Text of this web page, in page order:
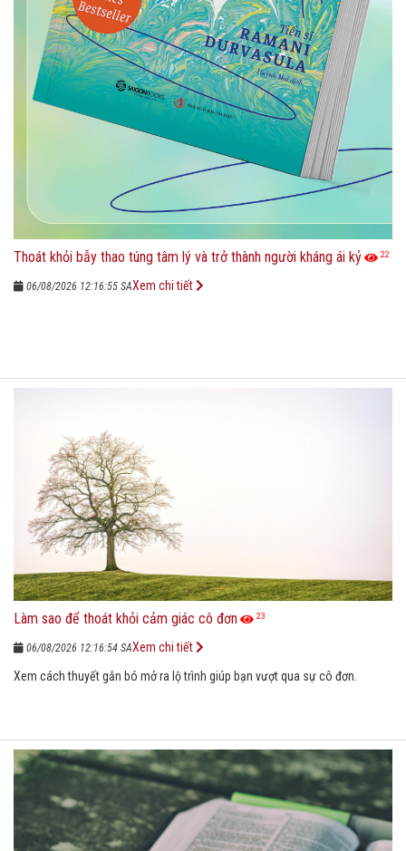
Thoát khỏi bẫy thao túng tâm lý và trở thành người kháng ái kỷ 22
06/08/2026 12:16:55 SAXem chi tiết
Làm sao để thoát khỏi cảm giác cô đơn 23
06/08/2026 12:16:54 SA
Xem cách thuyết gắn bó mở ra lộ trình giúp bạn vượt qua sự cô đơn.
Xem chi tiết